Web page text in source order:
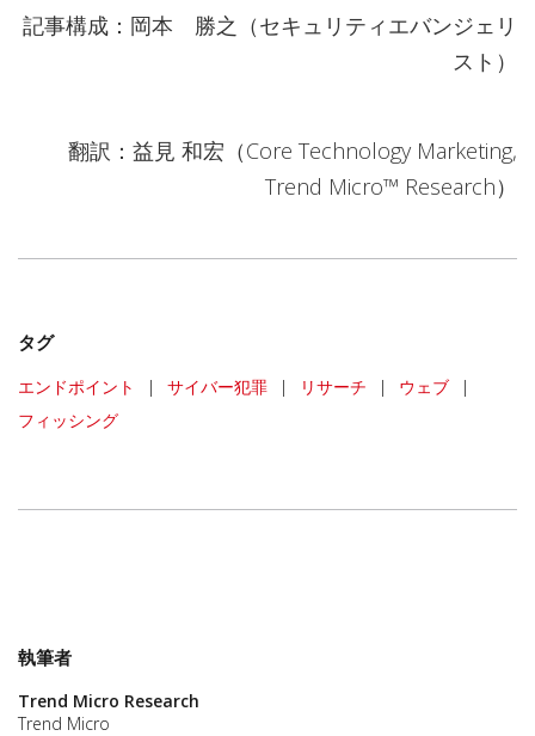
記事構成：岡本 勝之（セキュリティエバンジェリ
スト）
翻訳：益見 和宏（Core Technology Marketing,
Trend Micro™ Research）
タグ
エンドポイント | サイバー犯罪 | リサーチ | ウェブ
|
フィッシング
執筆者
Trend Micro Research
Trend Micro